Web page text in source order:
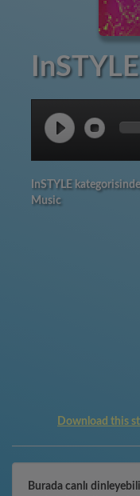
InSTYLE
InSTYLE
Music
Download this
Burada canlı